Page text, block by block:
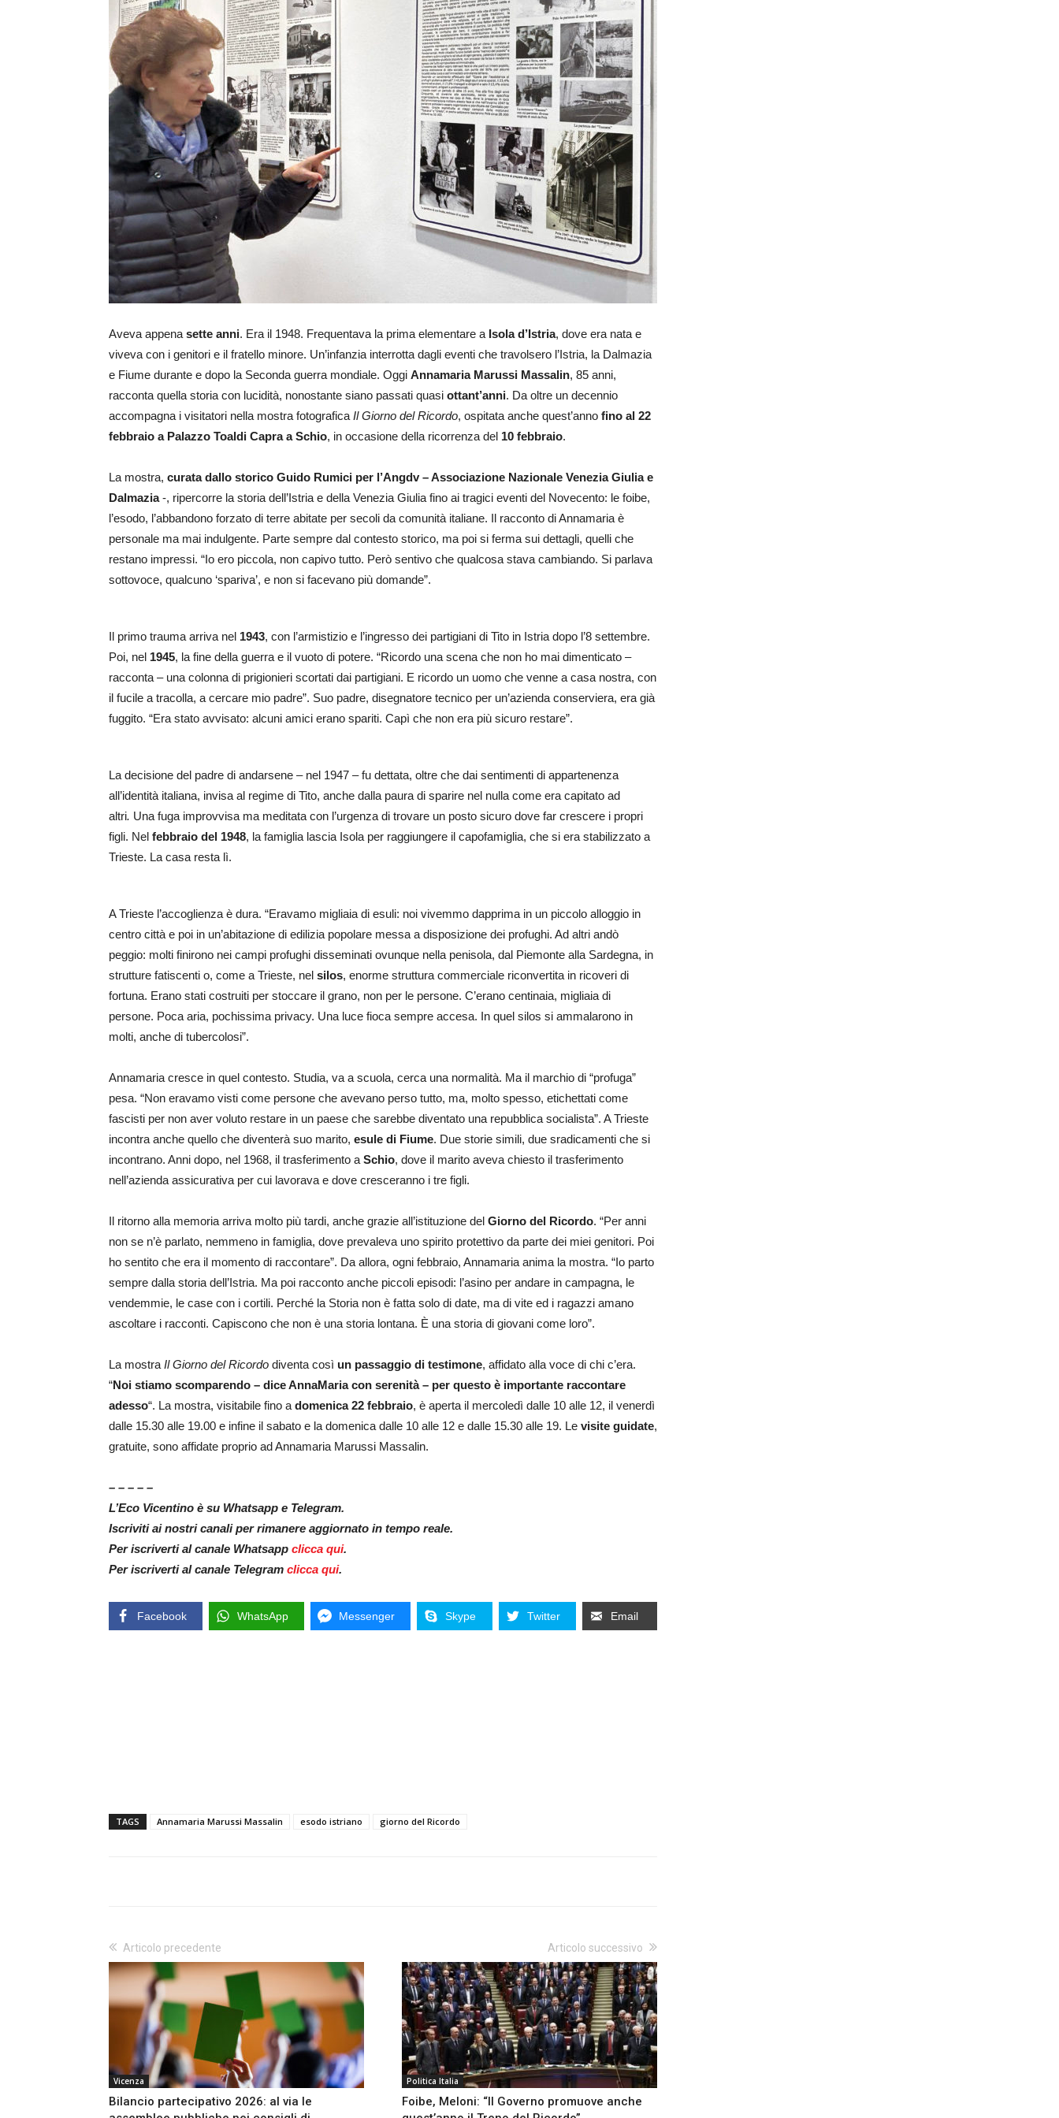
Aveva appena sette anni. Era il 1948. Frequentava la prima elementare a Isola d’Istria, dove era nata e
viveva con i genitori e il fratello minore. Un’infanzia interrotta dagli eventi che travolsero l’Istria, la Dalmazia
e Fiume durante e dopo la Seconda guerra mondiale. Oggi Annamaria Marussi Massalin, 85 anni,
racconta quella storia con lucidità, nonostante siano passati quasi ottant’anni. Da oltre un decennio
accompagna i visitatori nella mostra fotografica Il Giorno del Ricordo, ospitata anche quest’anno fino al 22
febbraio a Palazzo Toaldi Capra a Schio, in occasione della ricorrenza del 10 febbraio.
La mostra, curata dallo storico Guido Rumici per l’Angdv – Associazione Nazionale Venezia Giulia e
Dalmazia-, ripercorre la storia dell’Istria e della Venezia Giulia fino ai tragici eventi del Novecento: le foibe,
l’esodo, l’abbandono forzato di terre abitate per secoli da comunità italiane. Il racconto di Annamaria è
personale ma mai indulgente. Parte sempre dal contesto storico, ma poi si ferma sui dettagli, quelli che
restano impressi. “Io ero piccola, non capivo tutto. Però sentivo che qualcosa stava cambiando. Si parlava
sottovoce, qualcuno ‘spariva’, e non si facevano più domande”.
Il primo trauma arriva nel 1943, con l’armistizio e l’ingresso dei partigiani di Tito in Istria dopo l’8 settembre.
Poi, nel 1945, la fine della guerra e il vuoto di potere. “Ricordo una scena che non ho mai dimenticato –
racconta – una colonna di prigionieri scortati dai partigiani. E ricordo un uomo che venne a casa nostra, con
il fucile a tracolla, a cercare mio padre”. Suo padre, disegnatore tecnico per un’azienda conserviera, era già
fuggito. “Era stato avvisato: alcuni amici erano spariti. Capì che non era più sicuro restare”.
La decisione del padre di andarsene – nel 1947 – fu dettata, oltre che dai sentimenti di appartenenza
all’identità italiana, invisa al regime di Tito, anche dalla paura di sparire nel nulla come era capitato ad
altri. Una fuga improvvisa ma meditata con l’urgenza di trovare un posto sicuro dove far crescere i propri
figli. Nel febbraio del 1948, la famiglia lascia Isola per raggiungere il capofamiglia, che si era stabilizzato a
Trieste. La casa resta lì.
A Trieste l’accoglienza è dura. “Eravamo migliaia di esuli: noi vivemmo dapprima in un piccolo alloggio in
centro città e poi in un’abitazione di edilizia popolare messa a disposizione dei profughi. Ad altri andò
peggio: molti finirono nei campi profughi disseminati ovunque nella penisola, dal Piemonte alla Sardegna, in
strutture fatiscenti o, come a Trieste, nel silos, enorme struttura commerciale riconvertita in ricoveri di
fortuna. Erano stati costruiti per stoccare il grano, non per le persone. C’erano centinaia, migliaia di
persone. Poca aria, pochissima privacy. Una luce fioca sempre accesa. In quel silos si ammalarono in
molti, anche di tubercolosi”.
Annamaria cresce in quel contesto. Studia, va a scuola, cerca una normalità. Ma il marchio di “profuga”
pesa. “Non eravamo visti come persone che avevano perso tutto, ma, molto spesso, etichettati come
fascisti per non aver voluto restare in un paese che sarebbe diventato una repubblica socialista”. A Trieste
incontra anche quello che diventerà suo marito, esule di Fiume. Due storie simili, due sradicamenti che si
incontrano. Anni dopo, nel 1968, il trasferimento a Schio, dove il marito aveva chiesto il trasferimento
nell’azienda assicurativa per cui lavorava e dove cresceranno i tre figli.
Il ritorno alla memoria arriva molto più tardi, anche grazie all’istituzione del Giorno del Ricordo. “Per anni
non se n’è parlato, nemmeno in famiglia, dove prevaleva uno spirito protettivo da parte dei miei genitori. Poi
ho sentito che era il momento di raccontare”. Da allora, ogni febbraio, Annamaria anima la mostra. “Io parto
sempre dalla storia dell’Istria. Ma poi racconto anche piccoli episodi: l’asino per andare in campagna, le
vendemmie, le case con i cortili. Perché la Storia non è fatta solo di date, ma di vite ed i ragazzi amano
ascoltare i racconti. Capiscono che non è una storia lontana. È una storia di giovani come loro”.
La mostra Il Giorno del Ricordo diventa così un passaggio di testimone, affidato alla voce di chi c’era.
“Noi stiamo scomparendo – dice AnnaMaria con serenità – per questo è importante raccontare
adesso“. La mostra, visitabile fino a domenica 22 febbraio, è aperta il mercoledì dalle 10 alle 12, il venerdì
dalle 15.30 alle 19.00 e infine il sabato e la domenica dalle 10 alle 12 e dalle 15.30 alle 19. Le visite guidate,
gratuite, sono affidate proprio ad Annamaria Marussi Massalin.
– – – – –
L’Eco Vicentino è su Whatsapp e Telegram.
Iscriviti ai nostri canali per rimanere aggiornato in tempo reale.
Per iscriverti al canale Whatsapp clicca qui.
Per iscriverti al canale Telegram clicca qui.
Facebook WhatsApp Messenger Skype Twitter Email
TAGS Annamaria Marussi Massalin esodo istriano giorno del Ricordo
Articolo precedente
Vicenza
Bilancio partecipativo 2026: al via le
Articolo successivo
Politica Italia
Foibe, Meloni: “Il Governo promuove anche